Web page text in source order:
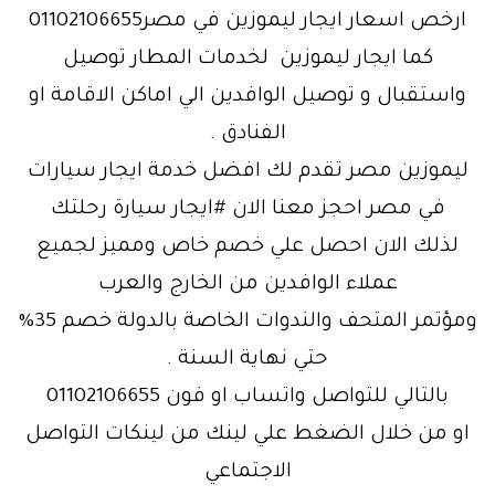
ارخص اسعار ايجار ليموزين في مصر01102106655
كما ايجار ليموزين لخدمات المطار توصيل
واستقبال و توصيل الوافدين الي اماكن الاقامة او
الفنادق .
ليموزين مصر تقدم لك افضل خدمة ايجار سيارات
في مصر احجز معنا الان #ايجار سيارة رحلتك
لذلك الان احصل علي خصم خاص ومميز لجميع
عملاء الوافدين من الخارج والعرب
ومؤتمر المتحف والندوات الخاصة بالدولة خصم 35%
حتي نهاية السنة .
بالتالي للتواصل واتساب او فون 01102106655
او من خلال الضغط علي لينك من لينكات التواصل
الاجتماعي